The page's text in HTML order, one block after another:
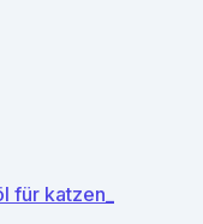
für katzen_